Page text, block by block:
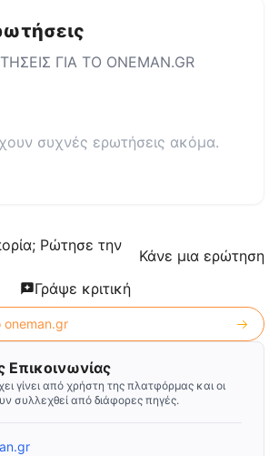
ΓΙΑ ΤΟ ONEMAN.GR
συχνές ερωτήσεις ακόμα.
Ρώτησε την
Κάνε μια ερώτηση
Γράψε κριτική
oneman.gr
Επικοινωνίας
γίνει από χρήστη της πλατφόρμας και οι
συλλεχθεί από διάφορες πηγές.